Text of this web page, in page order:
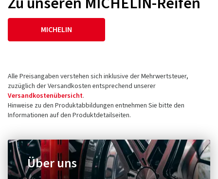
MICHELIN
Alle Preisangaben verstehen sich inklusive der Mehrwertsteuer,
zuzüglich der Versandkosten entsprechend unserer
Versandkostenübersicht.
Hinweise zu den Produktabbildungen entnehmen Sie bitte den
Informationen auf den Produktdetailseiten.
Über uns